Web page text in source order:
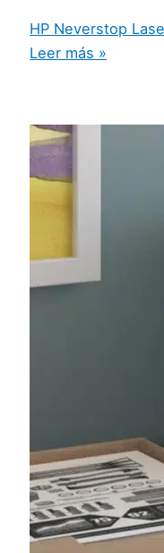
HP Neverstop
Leer más »